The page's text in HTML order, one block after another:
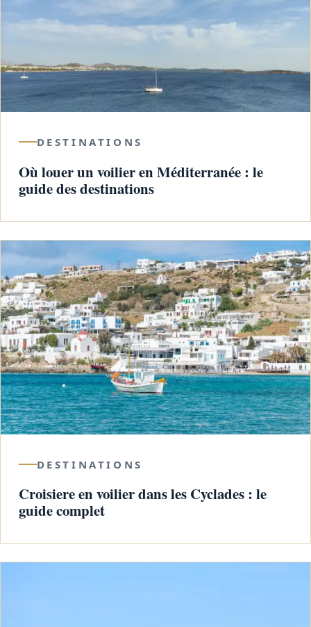
DESTINATIONS
Où louer un voilier en Méditerranée : le
guide des destinations
DESTINATIONS
Croisiere en voilier dans les Cyclades : le
guide complet